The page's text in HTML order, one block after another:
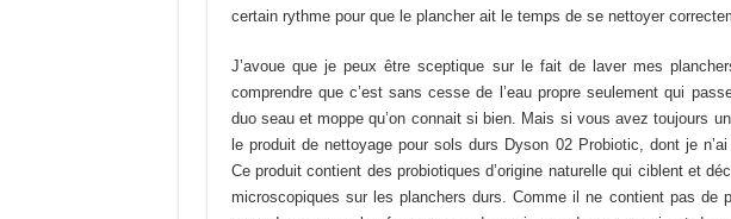
certain rythme pour que le plancher ait le temps de se nettoyer
J’avoue que je peux être sceptique sur le fait de laver mes
comprendre que c’est sans cesse de l’eau propre seulement qui
duo seau et moppe qu’on connait si bien. Mais si vous avez toujours
le produit de nettoyage pour sols durs Dyson 02 Probiotic, dont je
Ce produit contient des probiotiques d’origine naturelle qui ciblent et
microscopiques sur les planchers durs. Comme il ne contient pas de